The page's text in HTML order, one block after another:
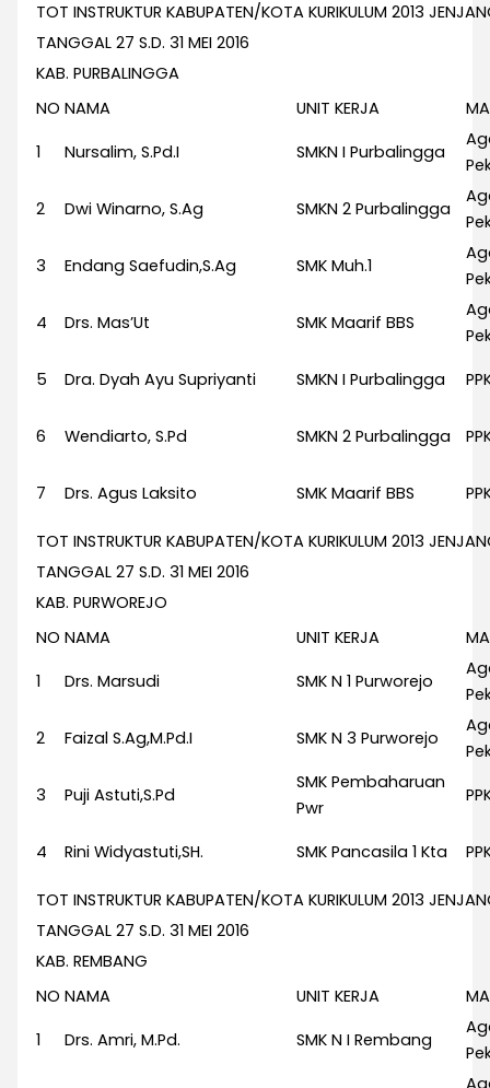
TOT INSTRUKTUR KABUPATEN/KOTA KURIKULUM 2013
TANGGAL 27 S.D. 31 MEI 2016
KAB. PURBALINGGA
NO NAMA UNIT KERJA
1
Nursalim, S.Pd.I SMKN I Purbalingga
2
Dwi Winarno, S.Ag SMKN 2 Purbalingga
3
Endang Saefudin,S.Ag SMK Muh.1
4
Drs. Mas’Ut SMK Maarif BBS
5
Dra. Dyah Ayu Supriyanti SMKN I Purbalingga
6 Wendiarto, S.Pd SMKN 2 Purbalingga
7 Drs. Agus Laksito SMK Maarif BBS
TOT INSTRUKTUR KABUPATEN/KOTA KURIKULUM 2013
TANGGAL 27 S.D. 31 MEI 2016
KAB. PURWOREJO
NO NAMA UNIT KERJA
1
Drs. Marsudi SMK N 1 Purworejo
2
Faizal S.Ag,M.Pd.I SMK N 3 Purworejo
3
Puji Astuti,S.Pd
SMK Pembaharuan
Pwr
4 Rini Widyastuti,SH. SMK Pancasila 1 Kta
TOT INSTRUKTUR KABUPATEN/KOTA KURIKULUM 2013
TANGGAL 27 S.D. 31 MEI 2016
KAB. REMBANG
NO NAMA UNIT KERJA
1
Drs. Amri, M.Pd. SMK N I Rembang